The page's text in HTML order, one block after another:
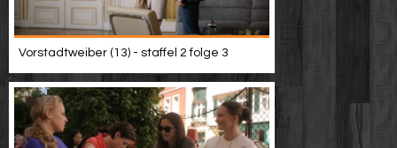
Vorstadtweiber (13) - staffel 2 folge 3